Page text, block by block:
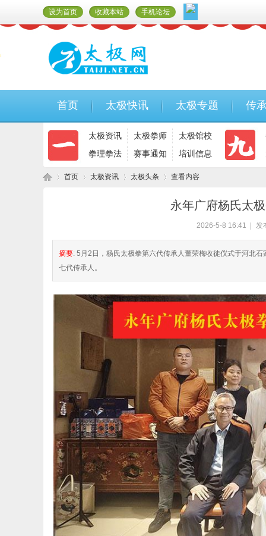
设为首页 收藏本站 手机论坛
首页 太极快讯 太极专题 传
太极资讯 太极拳师
太极馆校
拳理拳法
赛事通知 培训信息
首页 太极资讯 太极头条 查看内容
永年广府杨氏太
2026-5-8 16:41 发
摘要: 5月2日，杨氏太极拳第六代传承人董荣梅收徒仪式于河北
七代传承人。